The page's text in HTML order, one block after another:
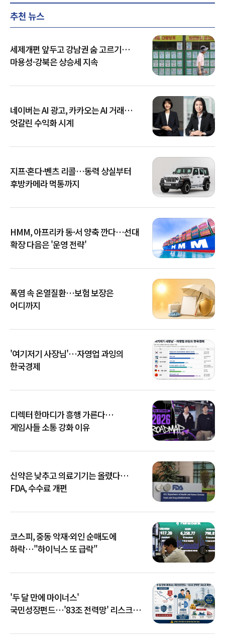
추천 뉴스
세제개편 앞두고 강남권 숨 고르기…
마용성·강북은 상승세 지속
네이버는 AI 광고, 카카오는 AI 거래…
엇갈린 수익화 시계
지프·혼다·벤츠 리콜…동력 상실부터
후방카메라 먹통까지
HMM, 아프리카 동·서 양축 깐다…선대
확장 다음은 '운영 전략'
폭염 속 온열질환…보험 보장은
어디까지
'여기저기 사장님'…자영업 과잉의
한국경제
디렉터 한마디가 흥행 가른다…
게임사들 소통 강화 이유
신약은 낮추고 의료기기는 올렸다…
FDA, 수수료 개편
코스피, 중동 악재·외인 순매도에
하락…"하이닉스 또 급락"
'두 달 만에 마이너스'
국민성장펀드…'83조 전력망' 리스크